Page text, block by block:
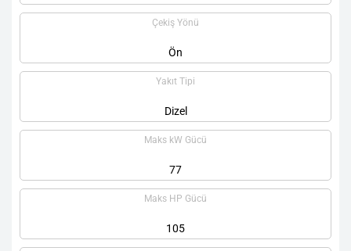
Çekiş Yönü
Ön
Yakıt Tipi
Dizel
Maks kW Gücü
77
Maks HP Gücü
105